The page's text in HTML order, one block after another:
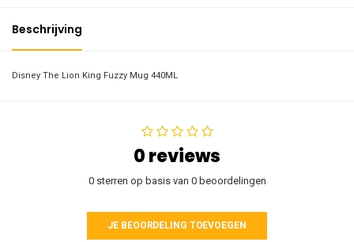
Beschrijving
Disney The Lion King Fuzzy Mug 440ML
0 reviews
0 sterren op basis van 0 beoordelingen
JE BEOORDELING TOEVOEGEN